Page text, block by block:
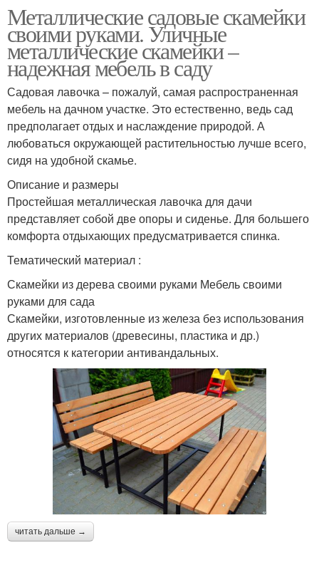
Металлические садовые скамейки
своими руками. Уличные
металлические скамейки –
надежная мебель в саду
Садовая лавочка – пожалуй, самая распространенная
мебель на дачном участке. Это естественно, ведь сад
предполагает отдых и наслаждение природой. А
любоваться окружающей растительностью лучше всего,
сидя на удобной скамье.
Описание и размеры
Простейшая металлическая лавочка для дачи
представляет собой две опоры и сиденье. Для большего
комфорта отдыхающих предусматривается спинка.
Тематический материал :
Скамейки из дерева своими руками Мебель своими
руками для сада
Скамейки, изготовленные из железа без использования
других материалов (древесины, пластика и др.)
относятся к категории антивандальных.
читать дальше →